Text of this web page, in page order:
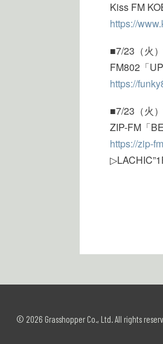
Kiss FM
https://
■7/23（火
FM802「
https://
■7/23（火
ZIP-FM「
https://zip-
© 2026 Grasshopper Co., Ltd. All rights